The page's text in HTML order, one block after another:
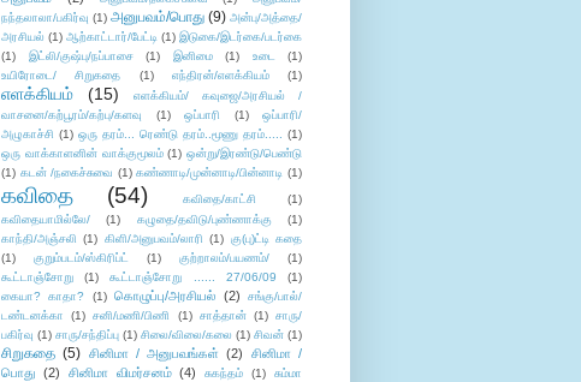
நந்தலாலா/பகிர்வு (1) அனுபவம்/பொது (9) அன்பு/அத்தை/
அரசியல் (1) ஆற்காட்டார்/பேட்டி (1) இடுகை/இடர்கை/படர்கை
(1)
இட்லி/குஷ்பு/நப்பாசை (1) இனிமை (1) உடை
(1)
உயிரோடை/ சிறுகதை
(1) எந்திரன்/எளக்கியம் (1)
எளக்கியம் (15)
எளக்கியம்/ கவுஜை/அரசியல் /
வாசனை/கற்பூரம்/கற்பு/களவு
(1) ஒப்பாரி (1)
ஒப்பாரி/
அழுகாச்சி (1) ஒரு தரம்... ரெண்டு தரம்..மூணு தரம்..... (1)
ஒரு வாக்காளனின் வாக்குமூலம் (1) ஒன்று/இரண்டு/பெண்டு
(1) கடன் /நகைச்சுவை (1) கண்ணாடி/முன்னாடி/பின்னாடி (1)
கவிதை (54) கவிதை/காட்சி
(1)
கவிதையாமில்லே/
(1) கழுதை/தவிடு/புண்ணாக்கு
(1)
காந்தி/அஞ்சலி (1) கிளி/அனுபவம்/லாரி (1) கு(பு)ட்டி கதை
(1)
குறும்படம்/ஸ்கிரிப்ட் (1) குற்றாலம்/பயணம்/
(1)
கூட்டாஞ்சோறு
(1) கூட்டாஞ்சோறு ...... 27/06/09
(1)
கையா? காதா?
(1) கொழுப்பு/அரசியல் (2)
சங்கு/பால்/
டண்டனக்கா
(1) சனி/மணி/பிணி (1) சாத்தான் (1) சாரு/
பகிர்வு (1) சாரு/சந்திப்பு (1) சிலை/விலை/கலை (1) சிவன் (1)
சிறுகதை (5) சினிமா / அனுபவங்கள் (2)
சினிமா /
பொது (2) சினிமா விமர்சனம் (4) சுகந்தம் (1)
சும்மா